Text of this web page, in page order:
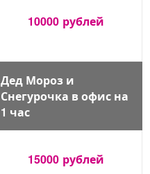
10000 рублей
Дед Мороз и
Снегурочка в офис на
1 час
15000 рублей